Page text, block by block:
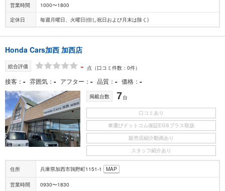
営業時間 1000〜1800
定休日 毎週月曜日、火曜日(但し祝日および月末は除く)
Honda Cars加西 加西店
総合評価 - 点 （口コミ件数：0件）
接客 - 雰囲気 - アフター - 品質 - 価格 -
掲載台数 7台
口コミあり
車選びドットコム保証EGSプラス取扱
販売店紹介動画あり
スタッフ紹介あり
住所 兵庫県加西市鶉野町1151-1 MAP
営業時間 0930〜1830